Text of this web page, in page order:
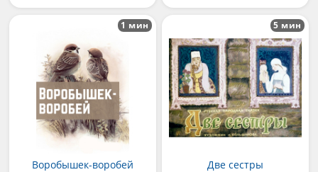
Воробышек-воробей
1 мин
Две сестры
5 мин